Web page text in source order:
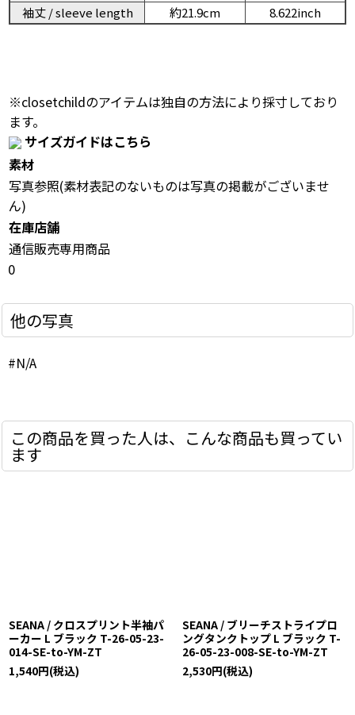
袖丈 / sleeve length
約21.9cm 8.622inch
※closetchildのアイテムは独自の方法により採寸しており
ます。
サイズガイドはこちら
素材
写真参照(素材表記のないものは写真の掲載がございませ
ん)
在庫店舗
通信販売専用商品
0
他の写真
#N/A
この商品を買った人は、こんな商品も買ってい
ます
SEANA / クロスプリント半袖パ
ーカー L ブラック T-26-05-23-
014-SE-to-YM-ZT
1,540円(税込)
SEANA / ブリーチストライプロ
ングタンクトップ L ブラック T-
26-05-23-008-SE-to-YM-ZT
2,530円(税込)